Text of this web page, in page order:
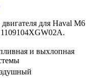
для Haval M6
и выхлопная